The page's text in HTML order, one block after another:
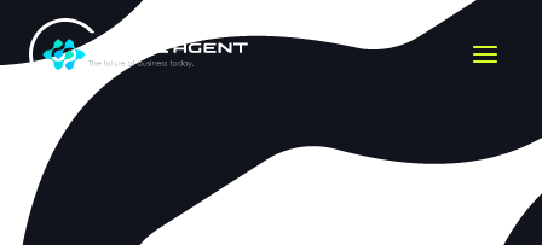
Премини
към
съдържанието